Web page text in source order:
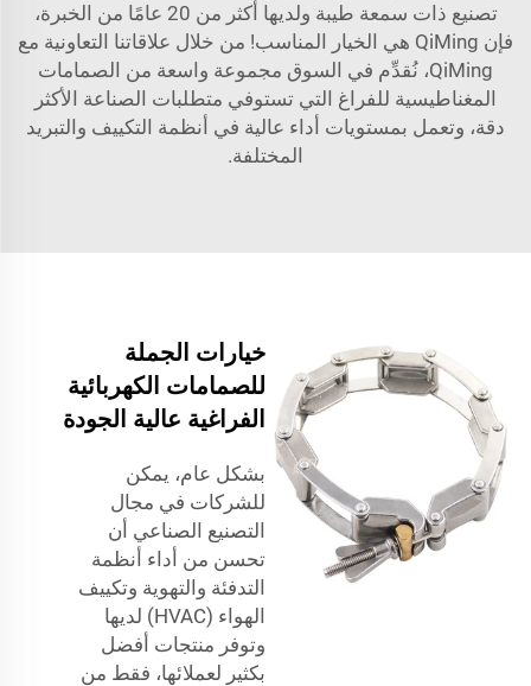
تصنيع ذات سمعة طيبة ولديها أكثر من 20 عامًا من الخبرة،
فإن QiMing هي الخيار المناسب! من خلال علاقاتنا التعاونية مع
QiMing، نُقدِّم في السوق مجموعة واسعة من الصمامات
المغناطيسية للفراغ التي تستوفي متطلبات الصناعة الأكثر
دقة، وتعمل بمستويات أداء عالية في أنظمة التكييف والتبريد
المختلفة.
خيارات الجملة
للصمامات الكهربائية
الفراغية عالية الجودة
بشكل عام، يمكن
للشركات في مجال
التصنيع الصناعي أن
تحسن من أداء أنظمة
التدفئة والتهوية وتكييف
الهواء (HVAC) لديها
وتوفر منتجات أفضل
بكثير لعملائها، فقط من